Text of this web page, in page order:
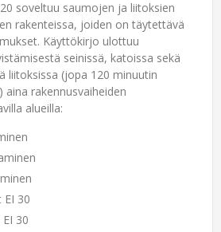
soveltuu saumojen ja liitoksien
rakenteissa, joiden on täytettävä
Käyttökirjo ulottuu
seinissä, katoissa sekä
liitoksissa (jopa 120 minuutin
rakennusvaiheiden
alueilla:
EI 30
30